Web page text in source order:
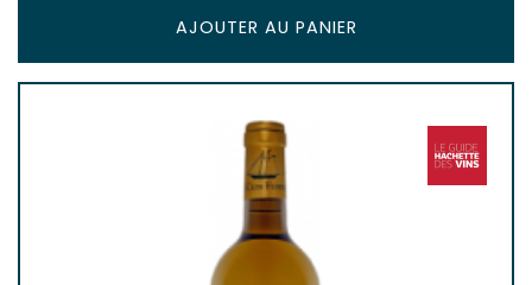
AJOUTER AU PANIER